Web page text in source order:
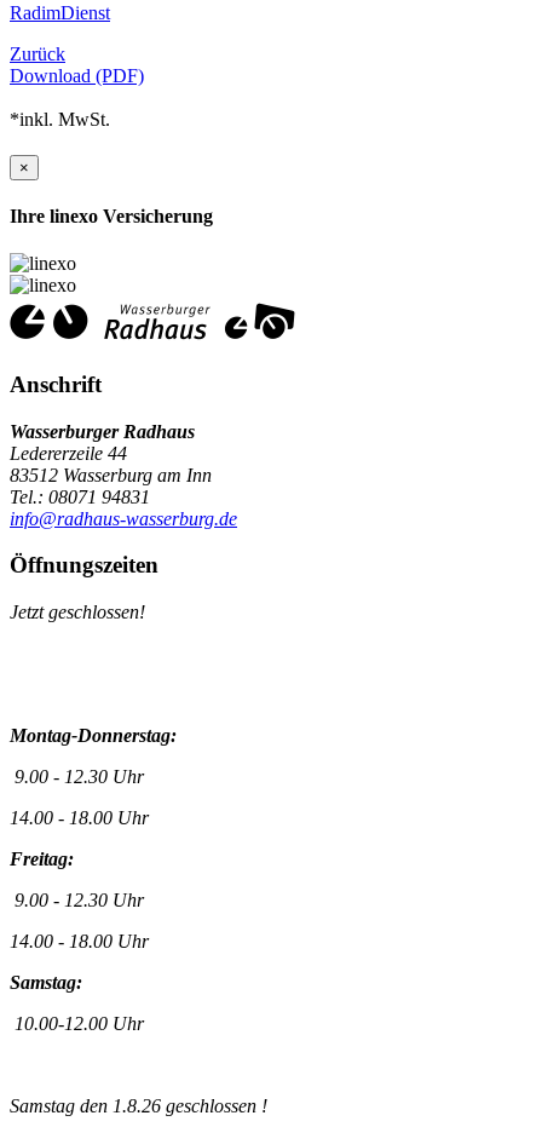
RadimDienst
Zurück
Download (PDF)
*inkl. MwSt.
×
Ihre linexo Versicherung
Anschrift
Wasserburger Radhaus
Ledererzeile 44
83512 Wasserburg am Inn
Tel.: 08071 94831
info@radhaus-wasserburg.de
Öffnungszeiten
Jetzt geschlossen!
Montag-Donnerstag:
9.00 - 12.30 Uhr
14.00 - 18.00 Uhr
Freitag:
9.00 - 12.30 Uhr
14.00 - 18.00 Uhr
Samstag:
10.00-12.00 Uhr
Samstag den 1.8.26 geschlossen !